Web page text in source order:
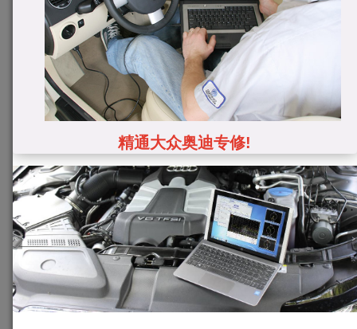
精通大众奥迪专修!